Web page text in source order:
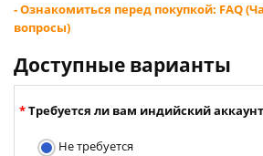
- Ознакомиться перед покупкой: FAQ
вопросы)
Доступные варианты
Требуется ли вам индийский
Не требуется